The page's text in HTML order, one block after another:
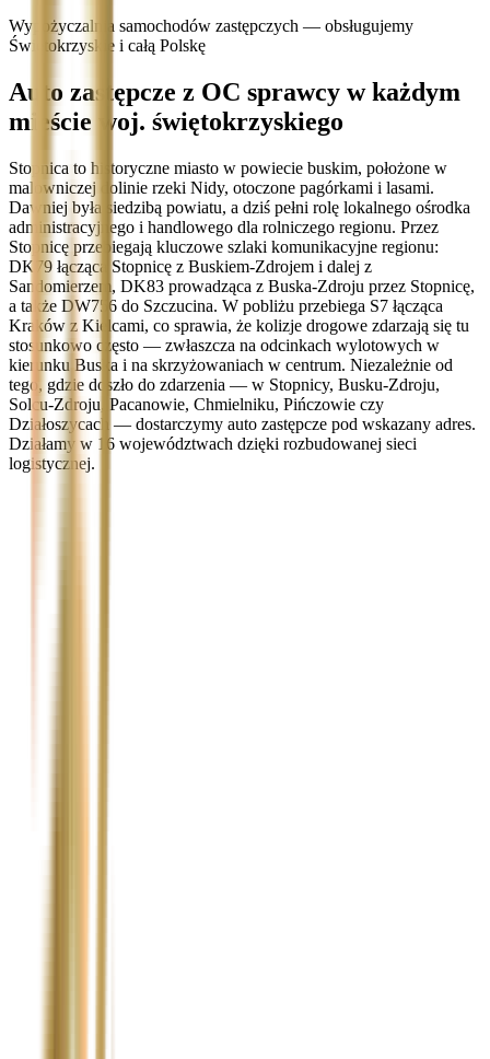
Wypożyczalnia samochodów zastępczych — obsługujemy
Świętokrzyskie i całą Polskę
Auto zastępcze z OC sprawcy w każdym
mieście woj. świętokrzyskiego
Stopnica to historyczne miasto w powiecie buskim, położone w
malowniczej dolinie rzeki Nidy, otoczone pagórkami i lasami.
Dawniej była siedzibą powiatu, a dziś pełni rolę lokalnego ośrodka
administracyjnego i handlowego dla rolniczego regionu. Przez
Stopnicę przebiegają kluczowe szlaki komunikacyjne regionu:
DK79 łącząca Stopnicę z Buskiem-Zdrojem i dalej z
Sandomierzem, DK83 prowadząca z Buska-Zdroju przez Stopnicę,
a także DW756 do Szczucina. W pobliżu przebiega S7 łącząca
Kraków z Kielcami, co sprawia, że kolizje drogowe zdarzają się tu
stosunkowo często — zwłaszcza na odcinkach wylotowych w
kierunku Buska i na skrzyżowaniach w centrum. Niezależnie od
tego, gdzie doszło do zdarzenia — w Stopnicy, Busku-Zdroju,
Solcu-Zdroju, Pacanowie, Chmielniku, Pińczowie czy
Działoszycach — dostarczymy auto zastępcze pod wskazany adres.
Działamy w 16 województwach dzięki rozbudowanej sieci
logistycznej.